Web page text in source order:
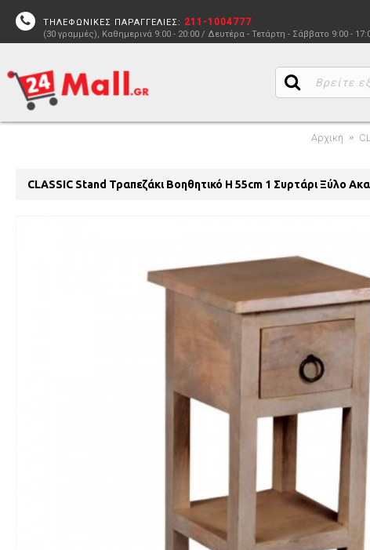
ΤΗΛΕΦΩΝΙΚΕΣ ΠΑΡΑΓΓΕΛΙΕΣ: 211-1004777
(30 γραμμές), Καθημερινά 9:00 - 20:00 / Δευτέρα - Τετάρτη - Σάββατο 9:00 -
Αρχική
CLASSIC Stand Τραπεζάκι Βοηθητικό H 55cm 1 Συρτάρι Ξύλο